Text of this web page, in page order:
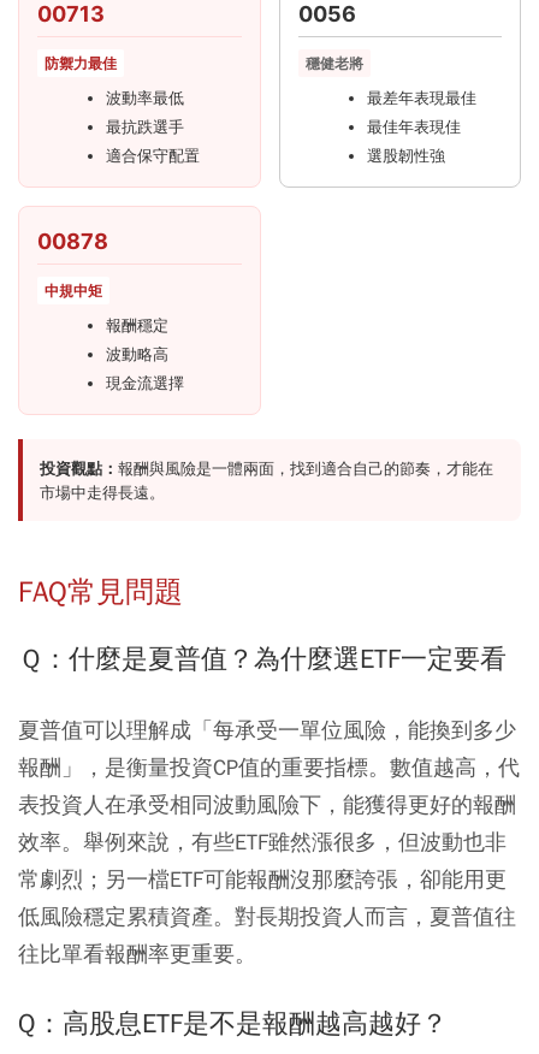
00713
防禦力最佳
波動率最低
最抗跌選手
適合保守配置
0056
穩健老將
最差年表現最佳
最佳年表現佳
選股韌性強
00878
中規中矩
報酬穩定
波動略高
現金流選擇
投資觀點： 報酬與風險是一體兩面，找到適合自己的節奏，才能在
市場中走得長遠。
FAQ常見問題
Ｑ：什麼是夏普值？為什麼選ETF一定要看
夏普值可以理解成「每承受一單位風險，能換到多少
報酬」，是衡量投資CP值的重要指標。數值越高，代
表投資人在承受相同波動風險下，能獲得更好的報酬
效率。舉例來說，有些ETF雖然漲很多，但波動也非
常劇烈；另一檔ETF可能報酬沒那麼誇張，卻能用更
低風險穩定累積資產。對長期投資人而言，夏普值往
往比單看報酬率更重要。
Q：高股息ETF是不是報酬越高越好？